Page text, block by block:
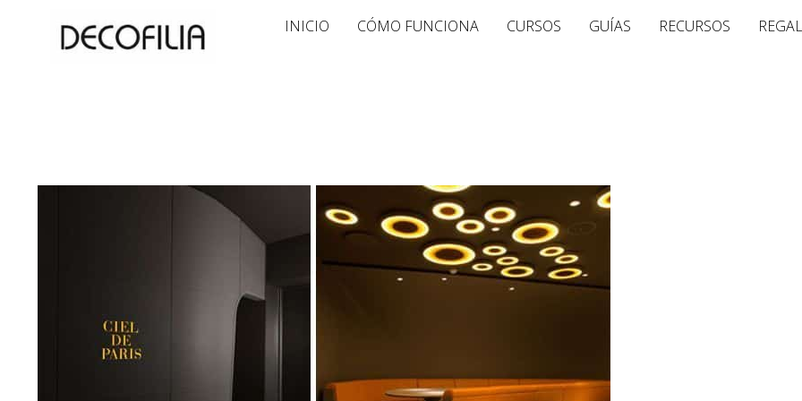
INICIO CÓMO FUNCIONA CURSOS GUÍAS RECURSOS